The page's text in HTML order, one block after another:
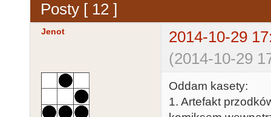
Posty [ 12 ]
Jenot
2014-10-29
(2014-10-29
Oddam kasety:
1. Artefakt